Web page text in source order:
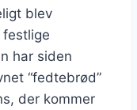
blev
har siden
“fedtebrød”
der kommer